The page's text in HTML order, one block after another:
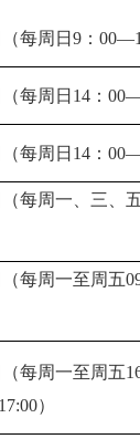
每周日9：
每周日14：
每周日14：
每周一、三、
（每周一至周五
每周一至周五
）